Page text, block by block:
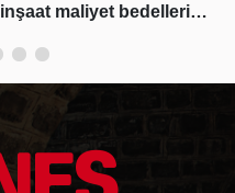
inşaat maliyet bedelleri